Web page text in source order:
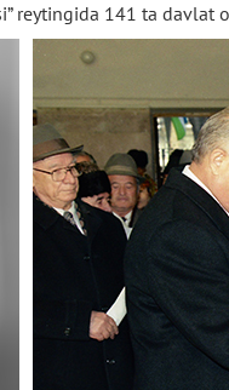
reytingida 141 ta davlat